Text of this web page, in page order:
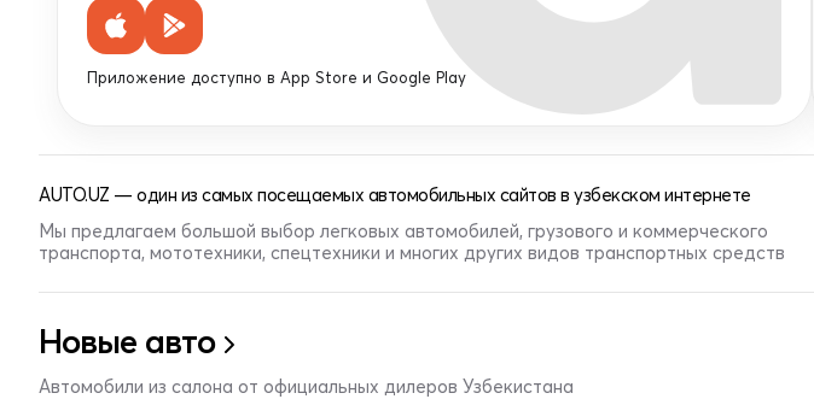
Приложение доступно в App Store и Google Play
AUTO.UZ — один из самых посещаемых автомобильных сайтов в узбекском интернете
Мы предлагаем большой выбор легковых автомобилей, грузового и коммерческого
транспорта, мототехники, спецтехники и многих других видов транспортных средств
Новые авто
Автомобили из салона от официальных дилеров Узбекистана